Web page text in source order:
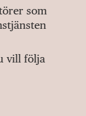
som
vill följa